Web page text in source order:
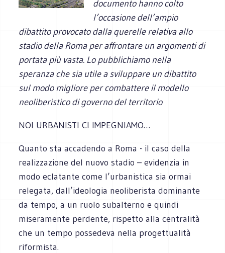
documento hanno colto
l’occasione dell’ampio
dibattito provocato dalla querelle relativa allo
stadio della Roma per affrontare un argomenti di
portata più vasta. Lo pubblichiamo nella
speranza che sia utile a sviluppare un dibattito
sul modo migliore per combattere il modello
neoliberistico di governo del territorio
NOI URBANISTI CI IMPEGNIAMO…
Quanto sta accadendo a Roma - il caso della
realizzazione del nuovo stadio – evidenzia in
modo eclatante come l’urbanistica sia ormai
relegata, dall’ideologia neoliberista dominante
da tempo, a un ruolo subalterno e quindi
miseramente perdente, rispetto alla centralità
che un tempo possedeva nella progettualità
riformista.